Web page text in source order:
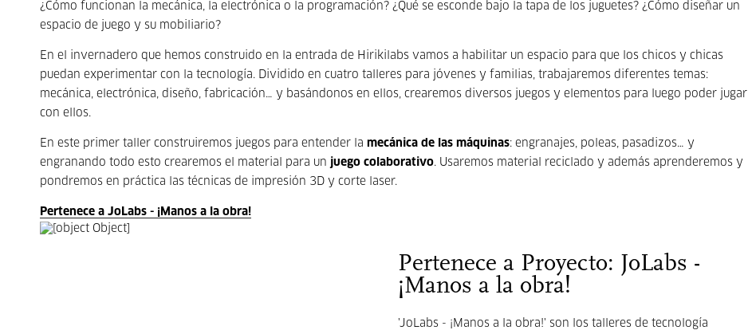
¿Cómo funcionan la mecánica, la electrónica o la programación? ¿Qué se esconde bajo la tapa de los juguetes? ¿Cómo diseñar un
espacio de juego y su mobiliario?
En el invernadero que hemos construido en la entrada de Hirikilabs vamos a habilitar un espacio para que los chicos y chicas
puedan experimentar con la tecnología. Dividido en cuatro talleres para jóvenes y familias, trabajaremos diferentes temas:
mecánica, electrónica, diseño, fabricación… y basándonos en ellos, crearemos diversos juegos y elementos para luego poder jugar
con ellos.
En este primer taller construiremos juegos para entender la mecánica de las máquinas: engranajes, poleas, pasadizos… y
engranando todo esto crearemos el material para un
juego colaborativo. Usaremos material reciclado y además aprenderemos y
pondremos en práctica las técnicas de impresión 3D y corte laser.
Pertenece a JoLabs - ¡Manos a la obra!
Pertenece a Proyecto: JoLabs -
¡Manos a la obra!
'JoLabs - ¡Manos a la obra!' son los talleres de tecnología